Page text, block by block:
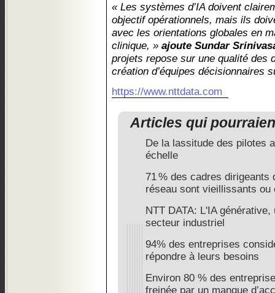
« Les systèmes d’IA doivent
objectif opérationnels, mais ils
avec les orientations globales en
clinique, » ajoute Sundar
projets repose sur une qualité des
création d’équipes décisionnaires
https://www.nttdata.com
Articles qui
De la lassitude des pilotes
échelle
71 % des cadres
réseau sont vieillissants ou
NTT DATA: L'IA
secteur industriel
94% des entreprises
répondre à leurs besoins
Environ 80 % des
freinée par un manque